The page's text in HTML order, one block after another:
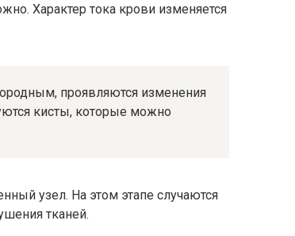
Характер тока крови изменяется
проявляются изменения
кисты, которые можно
узел. На этом этапе случаются
тканей.